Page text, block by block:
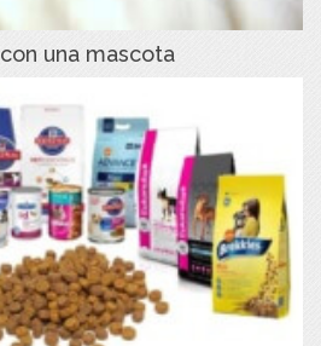
una mascota